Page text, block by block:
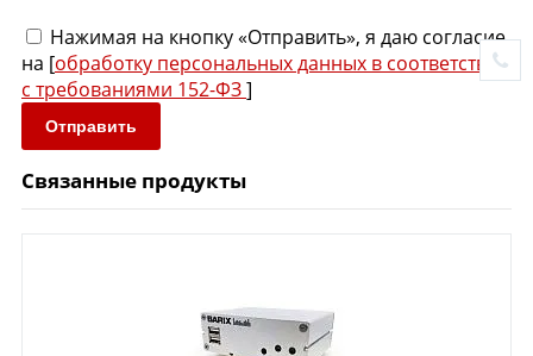
Нажимая на кнопку «Отправить», я даю согласие
на [обработку персональных данных в соответствии
с требованиями 152-ФЗ]
Отправить
Связанные продукты